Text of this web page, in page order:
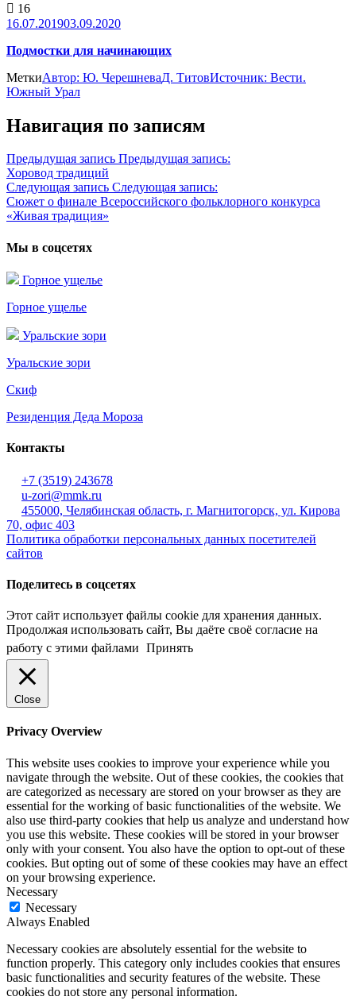
16
16.07.201903.09.2020
Подмостки для начинающих
МеткиАвтор: Ю. ЧерешневаД. ТитовИсточник: Вести.
Южный Урал
Навигация по записям
Предыдущая запись Предыдущая запись:
Хоровод традиций
Следующая запись Следующая запись:
Сюжет о финале Всероссийского фольклорного конкурса
«Живая традиция»
Мы в соцсетях
Горное ущелье
Горное ущелье
Уральские зори
Уральские зори
Скиф
Резиденция Деда Мороза
Контакты
+7 (3519) 243678
u-zori@mmk.ru
455000, Челябинская область, г. Магнитогорск, ул. Кирова
70, офис 403
Политика обработки персональных данных посетителей
сайтов
Поделитесь в соцсетях
Этот сайт использует файлы cookie для хранения данных.
Продолжая использовать сайт, Вы даёте своё согласие на
работу с этими файлами Принять
Close
Privacy Overview
This website uses cookies to improve your experience while you
navigate through the website. Out of these cookies, the cookies that
are categorized as necessary are stored on your browser as they are
essential for the working of basic functionalities of the website. We
also use third-party cookies that help us analyze and understand how
you use this website. These cookies will be stored in your browser
only with your consent. You also have the option to opt-out of these
cookies. But opting out of some of these cookies may have an effect
on your browsing experience.
Necessary
Necessary
Always Enabled
Necessary cookies are absolutely essential for the website to
function properly. This category only includes cookies that ensures
basic functionalities and security features of the website. These
cookies do not store any personal information.